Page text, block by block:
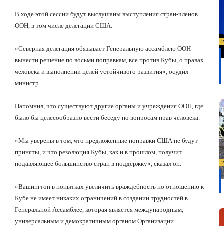
В ходе этой сессии будут выслушаны выступления стран-членов
ООН, в том числе делегации США.
«Северная делегация обязывает Генеральную ассамблею ООН
вынести решение по восьми поправкам, все против Кубы, о правах
человека и выполнении целей устойчивого развития», осудил
министр.
Напомнил, что существуют другие органы и учреждения ООН, где
было бы целесообразно вести беседу по вопросам прав человека.
«Мы уверены в том, что предложенные поправки США не будут
приняты, и что резолюция Кубы, как и в прошлом, получит
подавляющее большинство стран в поддержку», сказал он.
«Вашингтон в попытках увеличить враждебность по отношению к
Кубе не имеет никаких ограничений в создании трудностей в
Генеральной Ассамблее, которая является международным,
универсальным и демократичным органом Организации